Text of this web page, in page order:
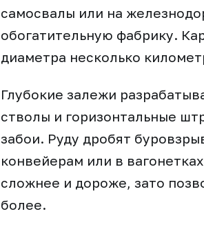
самосвалы или на
обогатительную фабрику.
диаметра несколько
Глубокие залежи
стволы и горизонтальные
забои. Руду дробят
конвейерам или в
сложнее и дороже, зато
более.